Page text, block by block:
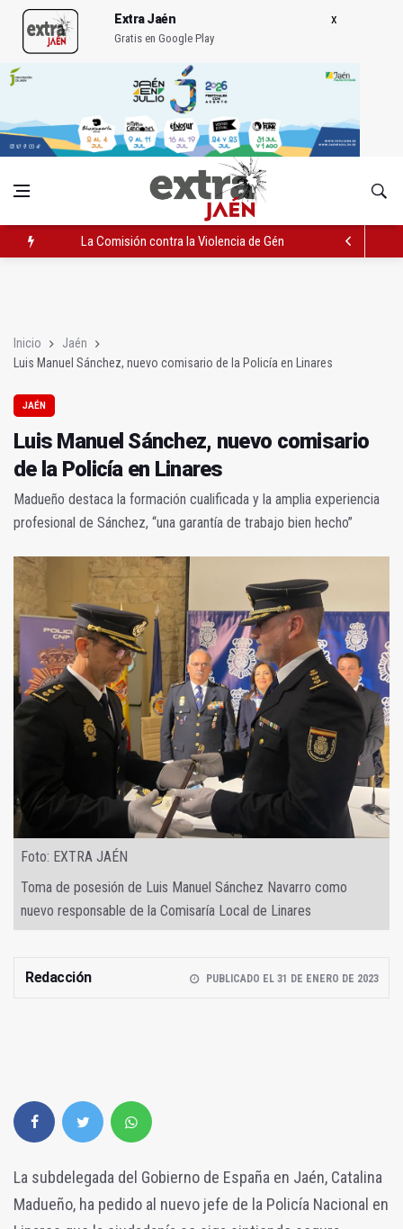
Extra Jaén
Gratis en Google Play
La Comisión contra la Violencia de Género rechaza las
Inicio
Jaén
Luis Manuel Sánchez, nuevo comisario de la Policía en Linares
JAÉN
Luis Manuel Sánchez, nuevo comisario
de la Policía en Linares
Madueño destaca la formación cualificada y la amplia experiencia
profesional de Sánchez, “una garantía de trabajo bien hecho”
Foto: EXTRA JAÉN
Toma de posesión de Luis Manuel Sánchez Navarro como
nuevo responsable de la Comisaría Local de Linares
Redacción PUBLICADO EL 31 DE ENERO DE 2023
La subdelegada del Gobierno de España en Jaén, Catalina
Madueño, ha pedido al nuevo jefe de la Policía Nacional en